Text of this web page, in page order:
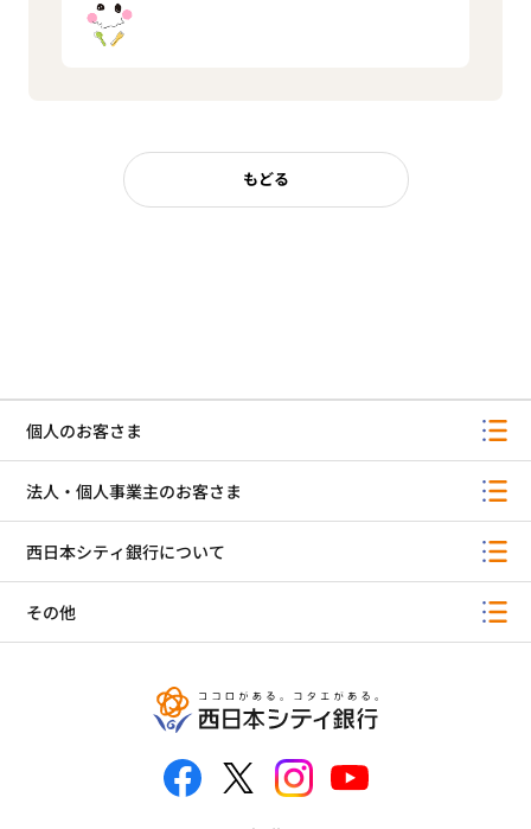
もどる
個人のお客さま
法人・個人事業主のお客さま
西日本シティ銀行について
その他